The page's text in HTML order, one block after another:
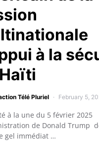
à la
Télé Pluriel February 5,
à la une du 5 février 2025
de Donald Trump
gel immédiat …